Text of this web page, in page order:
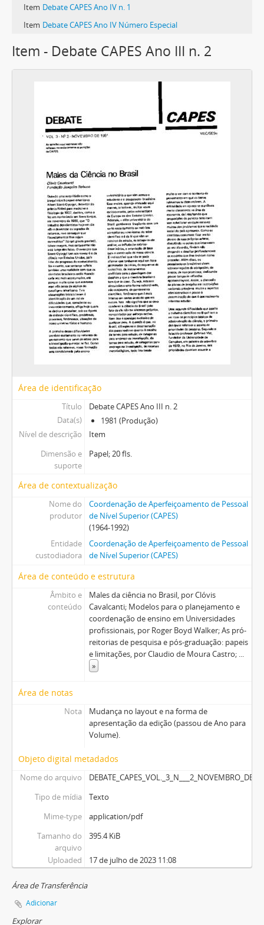
Item Debate CAPES Ano IV n. 1
Item Debate CAPES Ano IV Número Especial
Item - Debate CAPES Ano III n. 2
Área de identificação
Título
Debate CAPES Ano III n. 2
Data(s)
1981 (Produção)
Nível de descrição
Item
Dimensão e
suporte
Papel; 20 fls.
Área de contextualização
Nome do
produtor
Coordenação de Aperfeiçoamento de Pessoal
de Nível Superior (CAPES)
(1964-1992)
Entidade
custodiadora
Coordenação de Aperfeiçoamento de Pessoal
de Nível Superior (CAPES)
Área de conteúdo e estrutura
Âmbito e
conteúdo
Males da ciência no Brasil, por Clóvis
Cavalcanti; Modelos para o planejamento e
coordenação de ensino em Universidades
profissionais, por Roger Boyd Walker; As pró-
reitorias de pesquisa e pós-graduação: papeis
e limitações, por Claudio de Moura Castro; ...
»
Área de notas
Nota
Mudança no layout e na forma de
apresentação da edição (passou de Ano para
Volume).
Objeto digital metadados
Nome do arquivo
Tipo de mídia
Texto
Mime-type
application/pdf
Tamanho do
arquivo
395.4 KiB
Uploaded 17 de julho de 2023 11:08
Área de Transferência
Adicionar
Explorar